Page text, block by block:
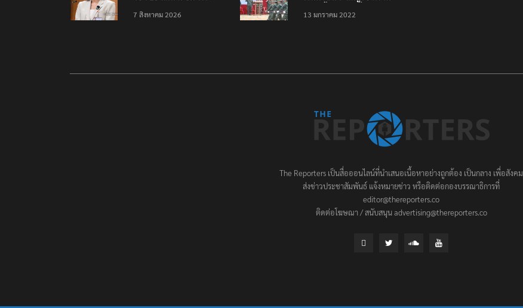
7 สิงหาคม 2026
ประชาชนต้องชนะ
13 มกราคม 2022
The Reporters เป็นสื่อออนไลน์ที่นำเสนอเนื้อหาอย่างถูกต้อง เป็นกลาง เพื่อสังคม
ส่งข่าวประชาสัมพันธ์ แจ้งหมายข่าว หรือติดต่อกองบรรณาธิการที่
editor@thereporters.co
ติดต่อโฆษณา / สนับสนุน advertising@thereporters.co